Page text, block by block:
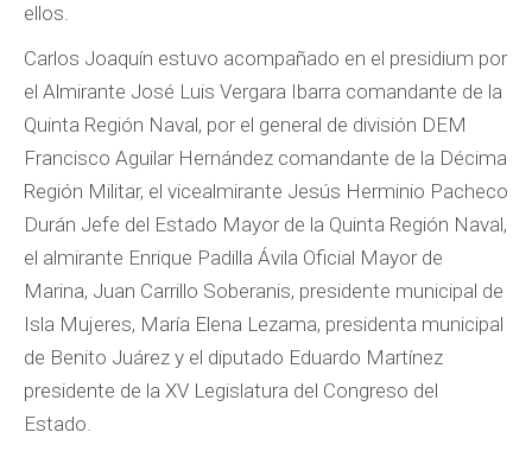
ellos.
Carlos Joaquín estuvo acompañado en el presidium por
el Almirante José Luis Vergara Ibarra comandante de la
Quinta Región Naval, por el general de división DEM
Francisco Aguilar Hernández comandante de la Décima
Región Militar, el vicealmirante Jesús Herminio Pacheco
Durán Jefe del Estado Mayor de la Quinta Región Naval,
el almirante Enrique Padilla Ávila Oficial Mayor de
Marina, Juan Carrillo Soberanis, presidente municipal de
Isla Mujeres, María Elena Lezama, presidenta municipal
de Benito Juárez y el diputado Eduardo Martínez
presidente de la XV Legislatura del Congreso del
Estado.